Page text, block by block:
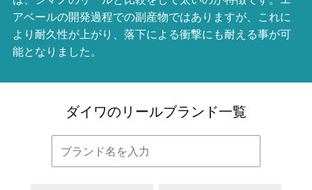
アベールの開発過程での副産物ではありますが、これに
より耐久性が上がり、落下による衝撃にも耐える事が可
能となりました。
ダイワのリールブランド一覧